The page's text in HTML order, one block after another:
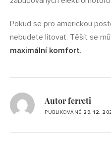
Pokud se pro americkou
nebudete litovat. Těšit se
maximální komfort.
Autor ferreti
PUBLIKOVANÉ 29. 12.